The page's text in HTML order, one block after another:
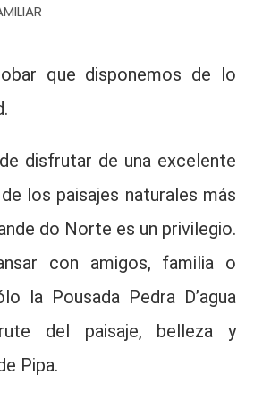
que disponemos de lo
disfrutar de una excelente
los paisajes naturales más
do Norte es un privilegio.
con amigos, familia o
la Pousada Pedra D’agua
del paisaje, belleza y
Pipa.